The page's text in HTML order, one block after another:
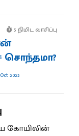
5 நிமிட வாசிப்பு
சொந்தமா?
2022
கோயிலின்